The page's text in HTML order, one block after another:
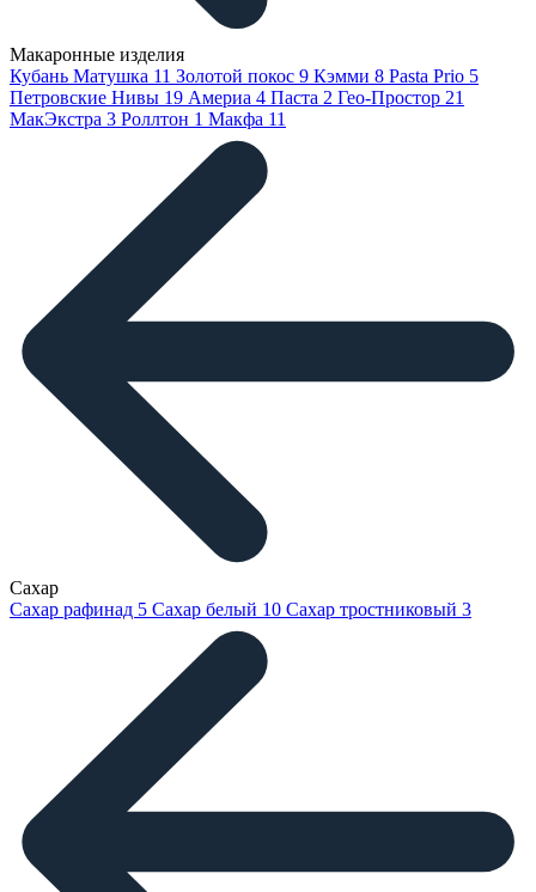
Макаронные изделия
Кубань Матушка 11 Золотой покос 9 Кэмми 8 Pasta Prio 5
Петровские Нивы 19 Америа 4 Паста 2 Гео-Простор 21
МакЭкстра 3 Роллтон 1 Макфа 11
Сахар
Сахар рафинад 5 Сахар белый 10 Сахар тростниковый 3